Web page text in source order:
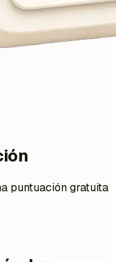
puntuación gratuita